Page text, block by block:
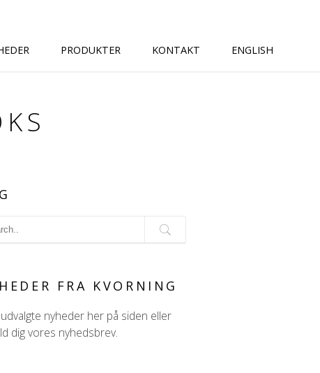
PRODUKTER KONTAKT ENGLISH
FRA KVORNING
nyheder her på siden eller
dig vores nyhedsbrev.